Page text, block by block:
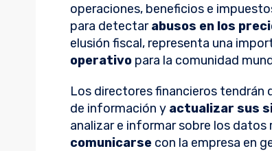
operaciones, beneficios e
para detectarabusos en los
elusión fiscal, representa una
operativo para la comunidad
Los directores financieros tendrán
de información y actualizar sus
analizar e informar sobre los datos
comunicarse con la empresa en